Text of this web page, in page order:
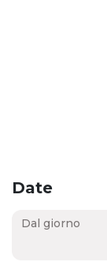
Date
Dal giorno